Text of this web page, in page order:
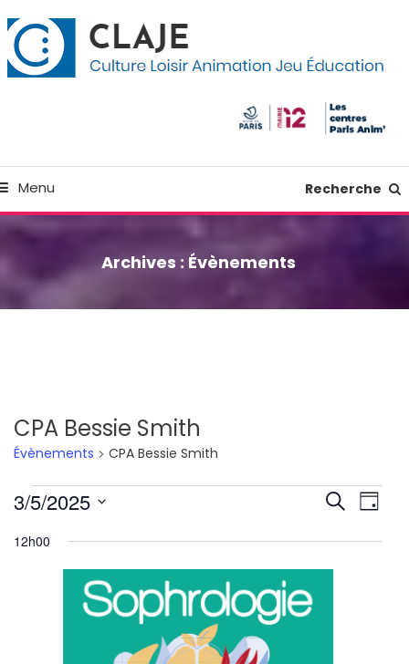
Menu Recherche
Archives : Évènements
CPA Bessie Smith
Évènements CPA Bessie Smith
Évènements
for
mars
et
Recherche
de
Jour
3/5/2025
une
12h00